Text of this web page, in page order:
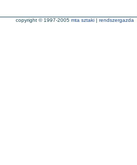
copyright © 1997-2005 mta sztaki | rendszergazda